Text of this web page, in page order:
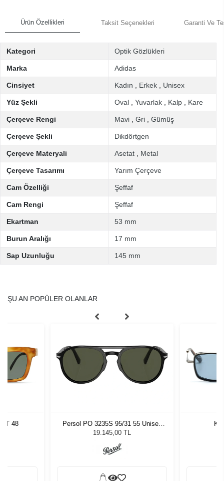
Ürün Özellikleri Taksit Seçenekleri Garanti Ve
Kategori Optik Gözlükleri
Marka Adidas
Cinsiyet Kadın Erkek Unisex
Yüz Şekli Oval Yuvarlak Kalp Kare
Çerçeve Rengi Mavi Gri Gümüş
Çerçeve Şekli Dikdörtgen
Çerçeve Materyali Asetat Metal
Çerçeve Tasarımı Yarım Çerçeve
Cam Özelliği Şeffaf
Cam Rengi Şeffaf
Ekartman 53 mm
Burun Aralığı 17 mm
Sap Uzunluğu 145 mm
ŞU AN POPÜLER OLANLAR
48
Persol PO 3235S 95/31 55 Unisex
Güneş Gözlüğü
19.145,00 TL